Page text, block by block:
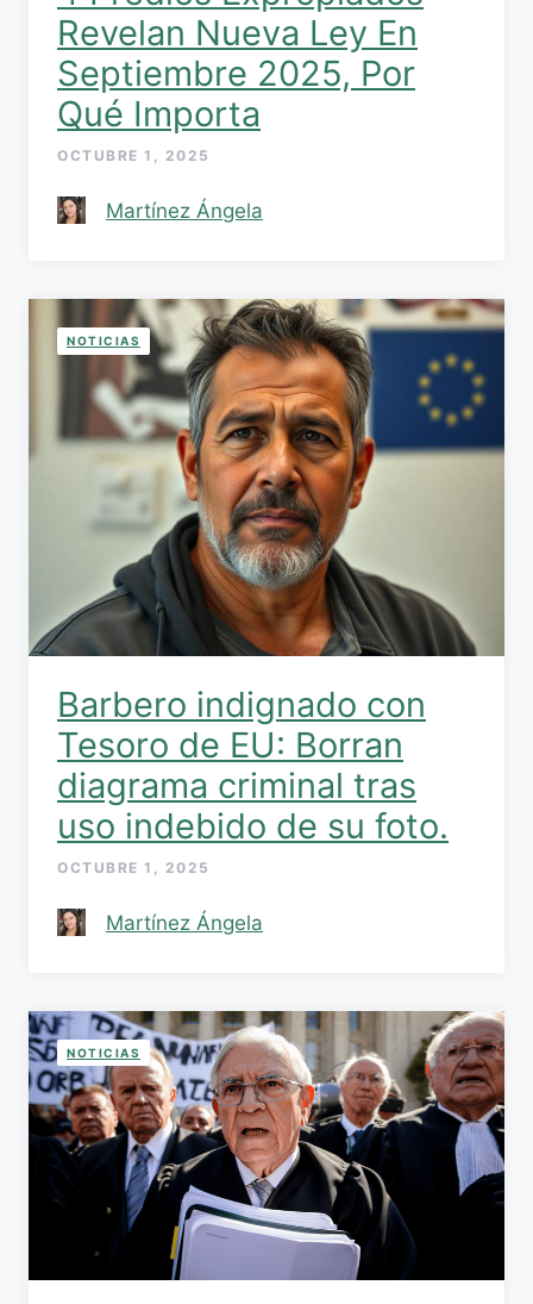
Revelan Nueva Ley En
Septiembre 2025, Por
Qué Importa
OCTUBRE 1, 2025
Martínez Ángela
NOTICIAS
Barbero indignado con
Tesoro de EU: Borran
diagrama criminal tras
uso indebido de su foto.
OCTUBRE 1, 2025
Martínez Ángela
NOTICIAS